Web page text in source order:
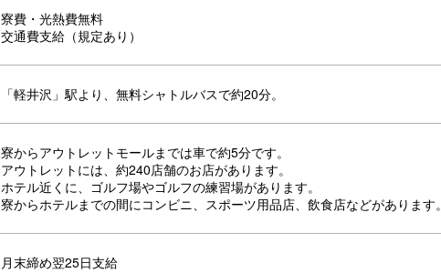
寮費・光熱費無料
交通費支給（規定あり）
「軽井沢」駅より、無料シャトルバスで約20分。
寮からアウトレットモールまでは車で約5分です。
アウトレットには、約240店舗のお店があります。
ホテル近くに、ゴルフ場やゴルフの練習場があります。
寮からホテルまでの間にコンビニ、スポーツ用品店、飲食店などがあります。
月末締め翌25日支給